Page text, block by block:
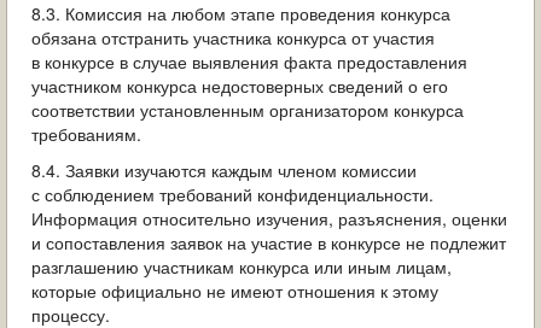
8.3. Комиссия на любом этапе проведения конкурса
обязана отстранить участника конкурса от участия
в конкурсе в случае выявления факта предоставления
участником конкурса недостоверных сведений о его
соответствии установленным организатором конкурса
требованиям.
8.4. Заявки изучаются каждым членом комиссии
с соблюдением требований конфиденциальности.
Информация относительно изучения, разъяснения, оценки
и сопоставления заявок на участие в конкурсе не подлежит
разглашению участникам конкурса или иным лицам,
которые официально не имеют отношения к этому
процессу.